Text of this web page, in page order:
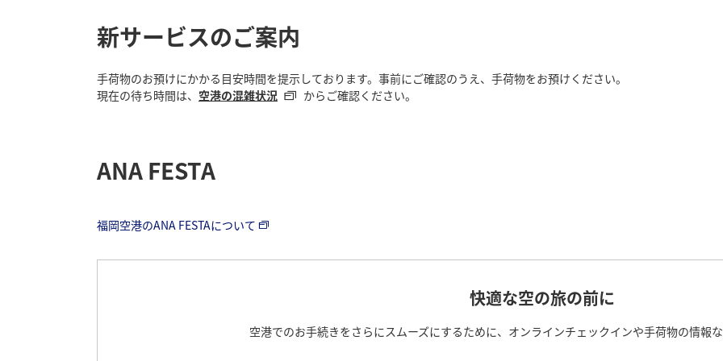
新サービスのご案内
手荷物のお預けにかかる目安時間を提示しております。事前にご確認のうえ、手荷物をお預けください。
現在の待ち時間は、 空港の混雑状況 からご確認ください。
ANA FESTA
福岡空港のANA FESTAについて
快適な空の旅の前に
空港でのお手続きをさらにスムーズにするために、オンラインチェックインや手荷物の情報